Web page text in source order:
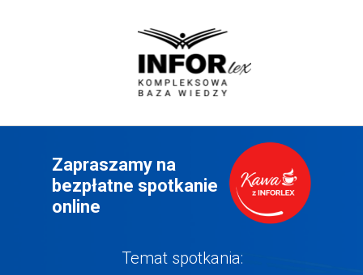
Temat spotkania:
Zapraszamy na
bezpłatne spotkanie
online